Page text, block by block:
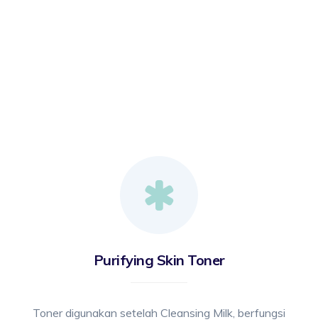
Purifying Skin Toner
Toner digunakan setelah Cleansing Milk, berfungsi